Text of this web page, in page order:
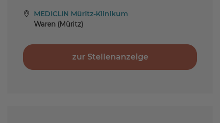
MEDICLIN Müritz-Klinikum
Waren (Müritz)
zur Stellenanzeige